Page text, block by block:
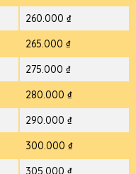
260.000 ₫
265.000 ₫
275.000 ₫
280.000 ₫
290.000 ₫
300.000 ₫
305.000 ₫